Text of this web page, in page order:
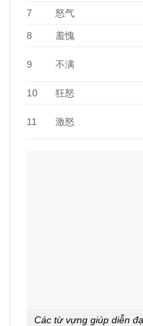
7 怒气
8 羞愧
9 不满
10 狂怒
11 激怒
Các từ vựng giúp diễn